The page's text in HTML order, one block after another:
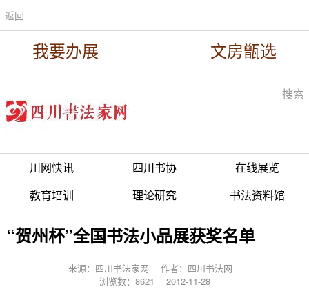
返回
我要办展 文房甑选
搜索
川网快讯 四川书协
在线展览
教育培训
理论研究 书法资料馆
“贺州杯”全国书法小品展获奖名单
来源：四川书法家网
作者：四川书法网
浏览数：8621
2012-11-28